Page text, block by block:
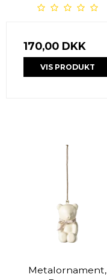
170,00 DKK
VIS PRODUKT
Metalornament,